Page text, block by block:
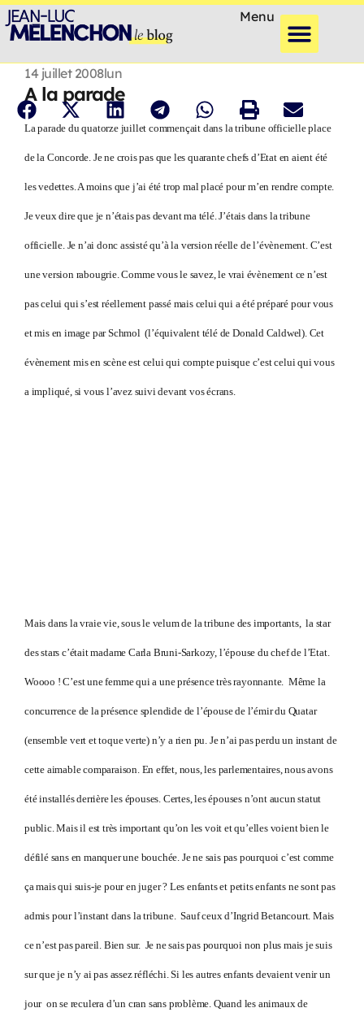
Menu
14 juillet 2008lun
A la parade
La parade du quatorze juillet commençait dans la tribune officielle place
de la Concorde. Je ne crois pas que les quarante chefs d’Etat en aient été
les vedettes. A moins que j’ai été trop mal placé pour m’en rendre compte.
Je veux dire que je n’étais pas devant ma télé. J’étais dans la tribune
officielle. Je n’ai donc assisté qu’à la version réelle de l’évènement. C’est
une version rabougrie. Comme vous le savez, le vrai évènement ce n’est
pas celui qui s’est réellement passé mais celui qui a été préparé pour vous
et mis en image par Schmol (l’équivalent télé de Donald Caldwel). Cet
évènement mis en scène est celui qui compte puisque c’est celui qui vous
a impliqué, si vous l’avez suivi devant vos écrans.
Mais dans la vraie vie, sous le velum de la tribune des importants, la star
des stars c’était madame Carla Bruni-Sarkozy, l’épouse du chef de l’Etat.
Woooo ! C’est une femme qui a une présence très rayonnante. Même la
concurrence de la présence splendide de l’épouse de l’émir du Quatar
(ensemble vert et toque verte) n’y a rien pu. Je n’ai pas perdu un instant de
cette aimable comparaison. En effet, nous, les parlementaires, nous avons
été installés derrière les épouses. Certes, les épouses n’ont aucun statut
public. Mais il est très important qu’on les voit et qu’elles voient bien le
défilé sans en manquer une bouchée. Je ne sais pas pourquoi c’est comme
ça mais qui suis-je pour en juger ? Les enfants et petits enfants ne sont pas
admis pour l’instant dans la tribune. Sauf ceux d’Ingrid Betancourt. Mais
ce n’est pas pareil. Bien sur. Je ne sais pas pourquoi non plus mais je suis
sur que je n’y ai pas assez réfléchi. Si les autres enfants devaient venir un
jour on se reculera d’un cran sans problème. Quand les animaux de